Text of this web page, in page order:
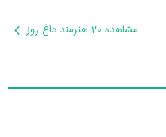
مشاهده 20 هنرمند داغ روز